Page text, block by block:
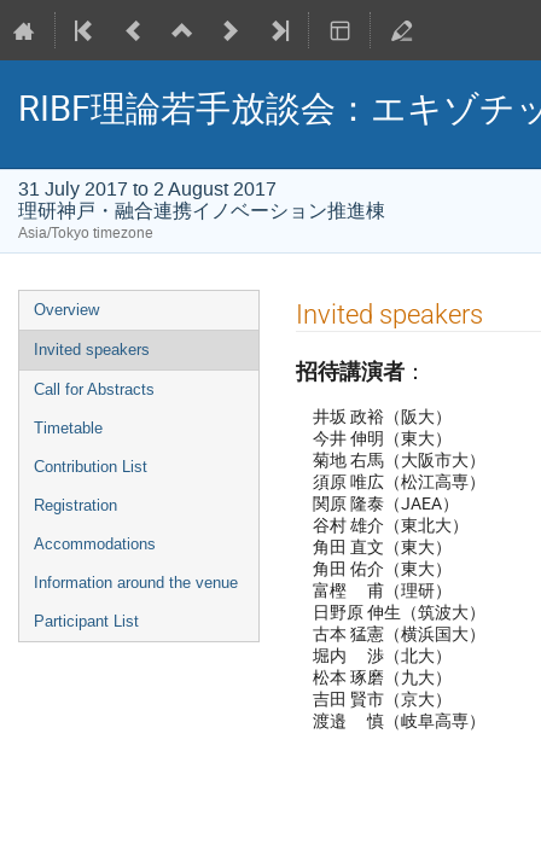
RIBF理論若手放談会：エキゾチ
31 July 2017 to 2 August 2017
理研神戸・融合連携イノベーション推進棟
Asia/Tokyo timezone
Event
menu
Overview
Invited speakers
Call for Abstracts
Timetable
Contribution List
Registration
Accommodations
Information around the venue
Participant List
Invited speakers
招待講演者 ：
井坂 政裕（阪大）
今井 伸明（東大）
菊地 右馬（大阪市大）
須原 唯広（松江高専）
関原 隆泰（JAEA）
谷村 雄介（東北大）
角田 直文（東大）
角田 佑介（東大）
富樫 甫（理研）
日野原 伸生（筑波大）
古本 猛憲（横浜国大）
堀内 渉（北大）
松本 琢磨（九大）
吉田 賢市（京大）
渡邉 慎（岐阜高専）